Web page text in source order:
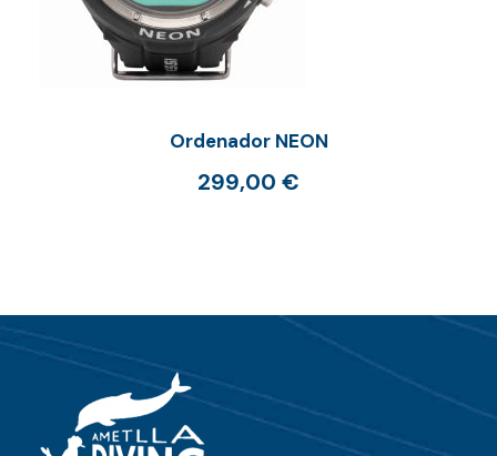
Ordenador NEON
299,00 €